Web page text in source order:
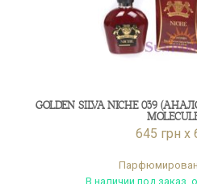
GOLDEN SILVA NICHE 039
645 грн x
В наличии под заказ,